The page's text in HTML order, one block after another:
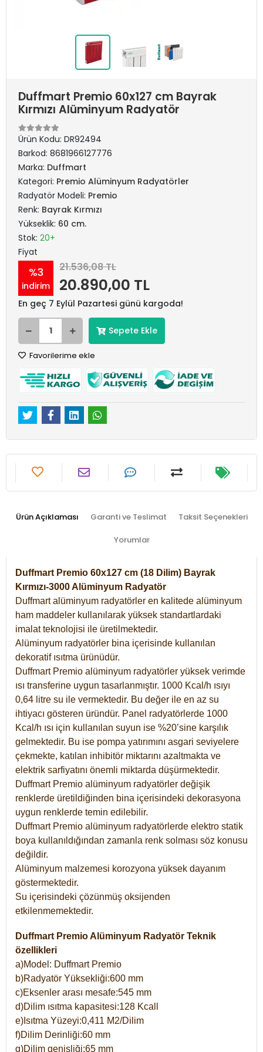
Duffmart Premio 60x127 cm Bayrak
Kırmızı Alüminyum Radyatör
Ürün Kodu: DR92494
Barkod: 8681966127776
Marka: Duffmart
Kategori: Premio Alüminyum Radyatörler
Radyatör Modeli: Premio
Renk: Bayrak Kırmızı
Yükseklik: 60 cm.
Stok: 20+
Fiyat
%3
indirim
21.536,08 TL
20.890,00 TL
En geç 7 Eylül Pazartesi günü kargoda!
Sepete Ekle
Favorilerime ekle
Ürün Açıklaması Garanti ve Teslimat Taksit Seçenekleri
Yorumlar
Duffmart Premio 60x127 cm (18 Dilim) Bayrak
Kırmızı-3000 Alüminyum Radyatör
Duffmart alüminyum radyatörler en kalitede alüminyum
ham maddeler kullanılarak yüksek standartlardaki
imalat teknolojisi ile üretilmektedir.
Alüminyum radyatörler bina içerisinde kullanılan
dekoratif ısıtma ürünüdür.
Duffmart Premio alüminyum radyatörler yüksek verimde
ısı transferine uygun tasarlanmıştır. 1000 Kcal/h ısıyı
0,64 litre su ile vermektedir. Bu değer ile en az su
ihtiyacı gösteren üründür. Panel radyatörlerde 1000
Kcal/h ısı için kullanılan suyun ise %20’sine karşılık
gelmektedir. Bu ise pompa yatırımını asgari seviyelere
çekmekte, katılan inhibitör miktarını azaltmakta ve
elektrik sarfiyatını önemli miktarda düşürmektedir.
Duffmart Premio alüminyum radyatörler değişik
renklerde üretildiğinden bina içerisindeki dekorasyona
uygun renklerde temin edilebilir.
Duffmart Premio alüminyum radyatörlerde elektro statik
boya kullanıldığından zamanla renk solması söz konusu
değildir.
Alüminyum malzemesi korozyona yüksek dayanım
göstermektedir.
Su içerisindeki çözünmüş oksijenden
etkilenmemektedir.
Duffmart Premio Alüminyum Radyatör Teknik
özellikleri
a)Model: Duffmart Premio
b)Radyatör Yüksekliği:600 mm
c)Eksenler arası mesafe:545 mm
d)Dilim ısıtma kapasitesi:128 Kcall
e)Isıtma Yüzeyi:0,411 M2/Dilim
f)Dilim Derinliği:60 mm
g)Dilim genişliği:65 mm